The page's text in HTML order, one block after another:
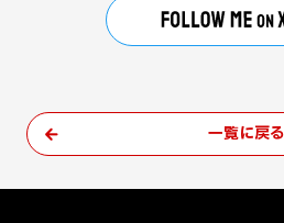
一覧に戻る